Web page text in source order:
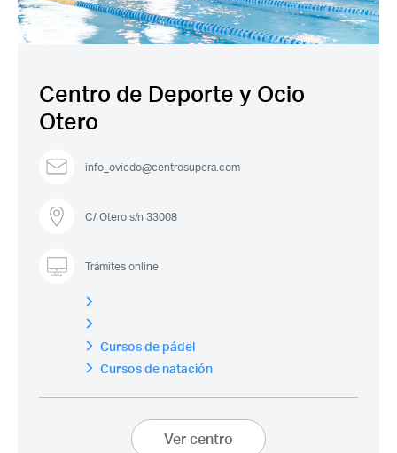
Acceso socios
Centro de Deporte y Ocio
Otero
info_oviedo@centrosupera.com
C/ Otero s/n 33008
Trámites online
Cursos de pádel
Cursos de natación
Ver centro